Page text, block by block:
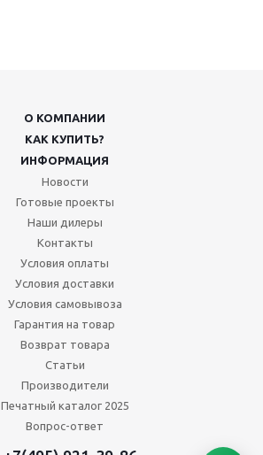
О КОМПАНИИ
КАК КУПИТЬ?
ИНФОРМАЦИЯ
Новости
Готовые проекты
Наши дилеры
Контакты
Условия оплаты
Условия доставки
Условия самовывоза
Гарантия на товар
Возврат товара
Статьи
Производители
Печатный каталог 2025
Вопрос-ответ